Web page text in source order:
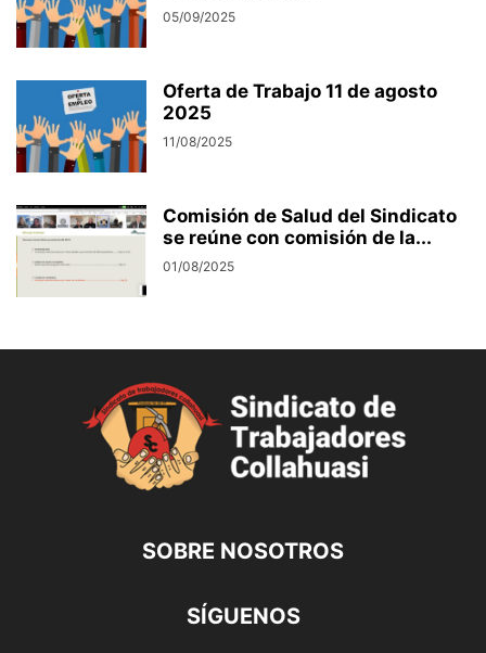
05/09/2025
Oferta de Trabajo 11 de agosto
2025
11/08/2025
Comisión de Salud del Sindicato
se reúne con comisión de la...
01/08/2025
SOBRE NOSOTROS
SÍGUENOS